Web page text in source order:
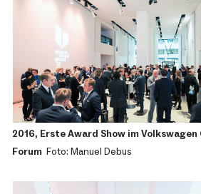
2016, Erste Award Show im Volkswagen
Forum Foto: Manuel Debus